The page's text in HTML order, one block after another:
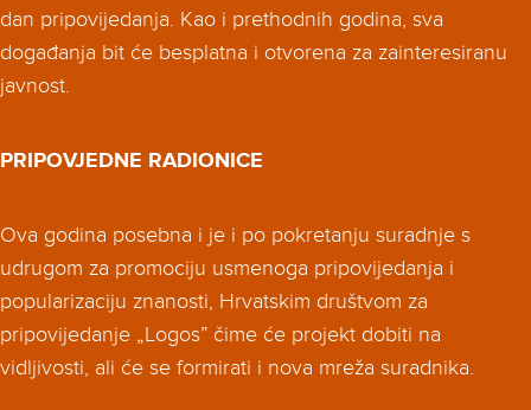
dan pripovijedanja. Kao i prethodnih godina, sva
događanja bit će besplatna i otvorena za zainteresiranu
javnost.
PRIPOVJEDNE RADIONICE
Ova godina posebna i je i po pokretanju suradnje s
udrugom za promociju usmenoga pripovijedanja i
popularizaciju znanosti, Hrvatskim društvom za
pripovijedanje „Logos” čime će projekt dobiti na
vidljivosti, ali će se formirati i nova mreža suradnika.